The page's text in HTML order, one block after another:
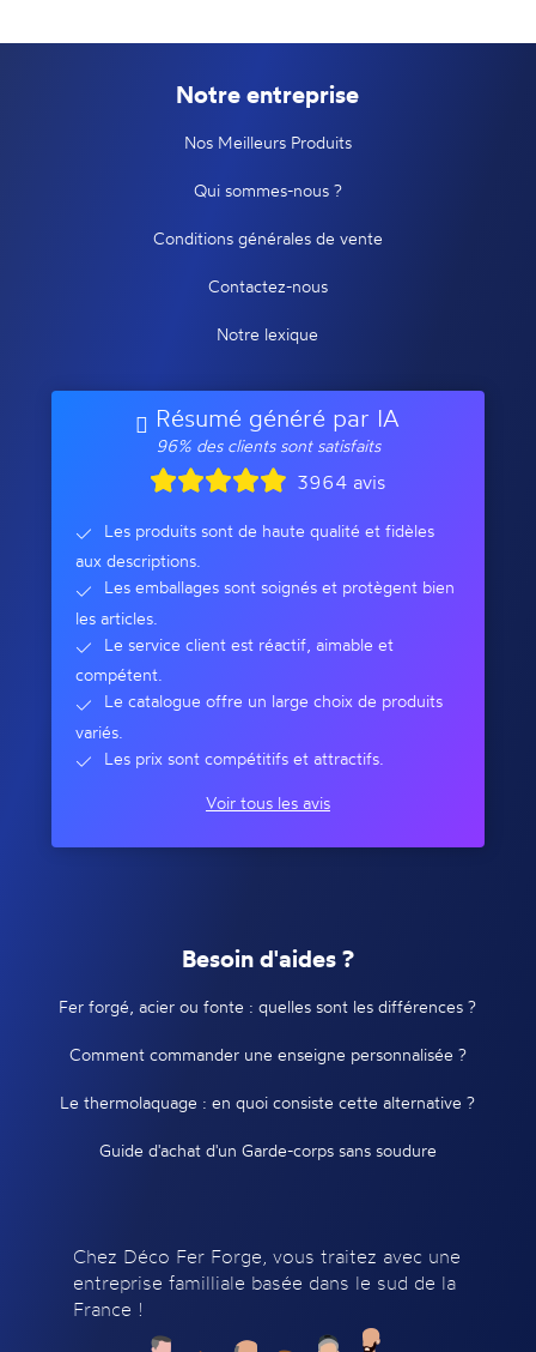
Notre entreprise
Nos Meilleurs Produits
Qui sommes-nous ?
Conditions générales de vente
Contactez-nous
Notre lexique
Résumé généré par IA
96% des clients sont satisfaits
3964 avis
Les produits sont de haute qualité et fidèles
aux descriptions.
Les emballages sont soignés et protègent bien
les articles.
Le service client est réactif, aimable et
compétent.
Le catalogue offre un large choix de produits
variés.
Les prix sont compétitifs et attractifs.
Voir tous les avis
Besoin d'aides ?
Fer forgé, acier ou fonte : quelles sont les différences ?
Comment commander une enseigne personnalisée ?
Le thermolaquage : en quoi consiste cette alternative ?
Guide d'achat d'un Garde-corps sans soudure
Chez Déco Fer Forge, vous traitez avec une
entreprise familliale basée dans le sud de la
France !